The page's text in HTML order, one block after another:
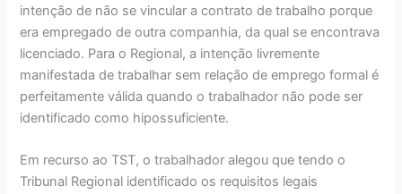
intenção de não se vincular a contrato de trabalho porque
era empregado de outra companhia, da qual se encontrava
licenciado. Para o Regional, a intenção livremente
manifestada de trabalhar sem relação de emprego formal é
perfeitamente válida quando o trabalhador não pode ser
identificado como hipossuficiente.
Em recurso ao TST, o trabalhador alegou que tendo o
Tribunal Regional identificado os requisitos legais